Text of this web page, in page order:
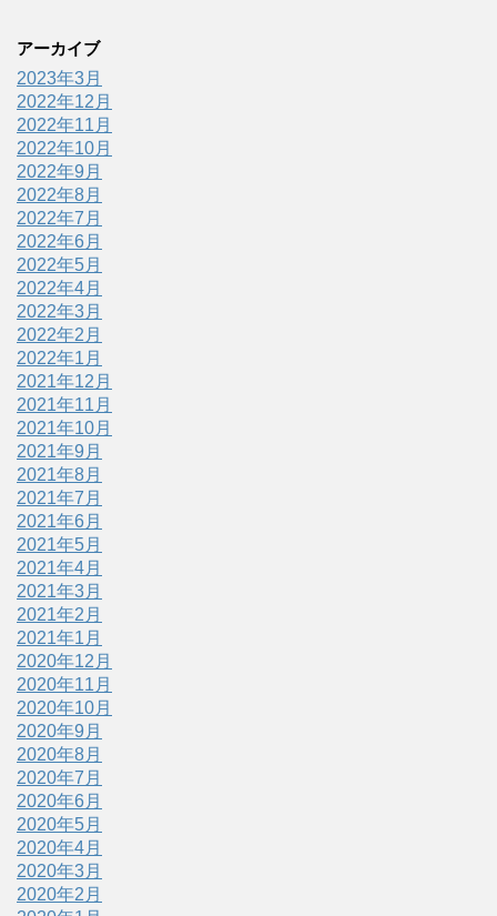
アーカイブ
2023年3月
2022年12月
2022年11月
2022年10月
2022年9月
2022年8月
2022年7月
2022年6月
2022年5月
2022年4月
2022年3月
2022年2月
2022年1月
2021年12月
2021年11月
2021年10月
2021年9月
2021年8月
2021年7月
2021年6月
2021年5月
2021年4月
2021年3月
2021年2月
2021年1月
2020年12月
2020年11月
2020年10月
2020年9月
2020年8月
2020年7月
2020年6月
2020年5月
2020年4月
2020年3月
2020年2月